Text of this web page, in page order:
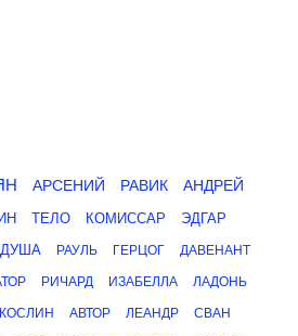
АРСЕНИЙ РАВИК
АНДРЕЙ
ТЕЛО КОМИССАР
ЭДГАР
ДУША РАУЛЬ ГЕРЦОГ ДАВЕНАНТ
РИЧАРД ИЗАБЕЛЛА ЛАДОНЬ
АВТОР ЛЕАНДР СВАН